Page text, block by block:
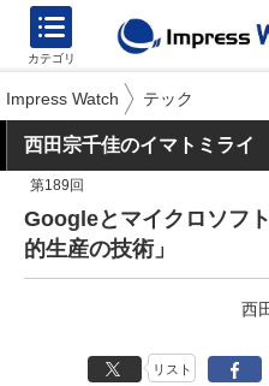
カテゴリ
Impress Watch テック
西田宗千佳のイマトミライ
第189回
Googleとマイクロソフ
的生産の技術」
西
リスト